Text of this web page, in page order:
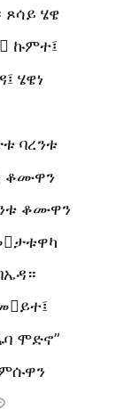
ሄዌ
ኩምተ፤
ሄዌነ
ባረንቱ
ቆሙዋን
ቆሙዋን
ሞድኖ”